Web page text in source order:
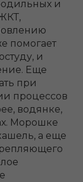
и
помогает
и
Еще
при
процессов
водянке,
Морошке
а еще